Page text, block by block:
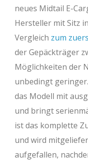
neues Midtail E-
Hersteller mit Sitz
Vergleich zum
der Gepäckträger
Möglichkeiten der
unbedingt
das Modell mit
und bringt
ist das komplette
und wird
aufgefallen,